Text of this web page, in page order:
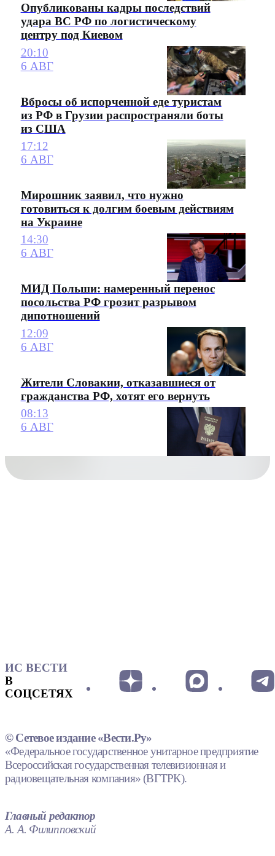
Опубликованы кадры последствий
удара ВС РФ по логистическому
центру под Киевом
20:10
6 АВГ
Вбросы об испорченной еде туристам
из РФ в Грузии распространяли боты
из США
17:12
6 АВГ
Мирошник заявил, что нужно
готовиться к долгим боевым действиям
на Украине
14:30
6 АВГ
МИД Польши: намеренный перенос
посольства РФ грозит разрывом
дипотношений
12:09
6 АВГ
Жители Словакии, отказавшиеся от
гражданства РФ, хотят его вернуть
08:13
6 АВГ
ИС ВЕСТИ
В
СОЦСЕТЯХ
© Сетевое издание «Вести.Ру»
«Федеральное государственное унитарное предприятие
Всероссийская государственная телевизионная и
радиовещательная компания» (ВГТРК).
Главный редактор
А. А. Филипповский